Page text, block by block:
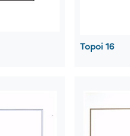
Topoi 16